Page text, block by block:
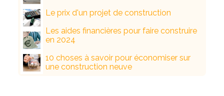
Le prix d'un projet de construction
Les aides financières pour faire construire
en 2024
10 choses à savoir pour économiser sur
une construction neuve